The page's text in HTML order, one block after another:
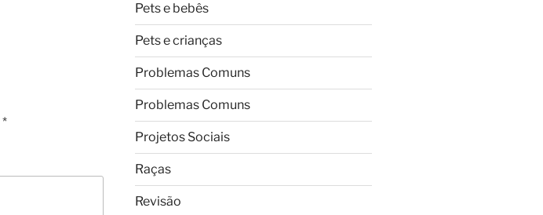
*
Pets e bebês
Pets e crianças
Problemas Comuns
Problemas Comuns
Projetos Sociais
Raças
Revisão